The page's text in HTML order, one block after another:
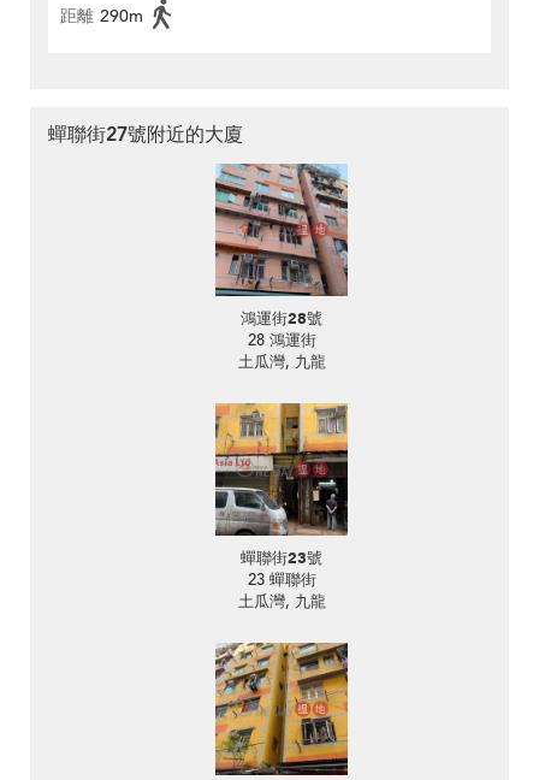
距離 290m
蟬聯街27號附近的大廈
鴻運街28號
28 鴻運街
土瓜灣, 九龍
蟬聯街23號
23 蟬聯街
土瓜灣, 九龍